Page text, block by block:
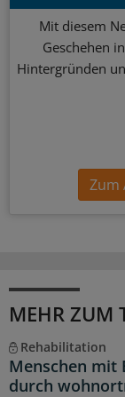
Mit diesem
Geschehen
Hintergründen
Zum
MEHR ZUM
Rehabilitation
Menschen mit
durch